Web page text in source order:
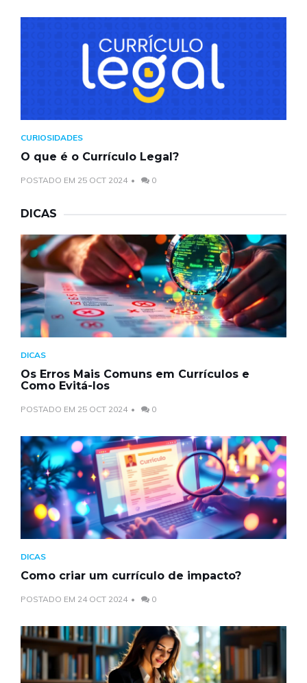
CURIOSIDADES
O que é o Currículo Legal?
POSTADO EM 25 OCT 2024 0
DICAS
DICAS
Os Erros Mais Comuns em Currículos e
Como Evitá-los
POSTADO EM 25 OCT 2024 0
DICAS
Como criar um currículo de impacto?
POSTADO EM 24 OCT 2024 0